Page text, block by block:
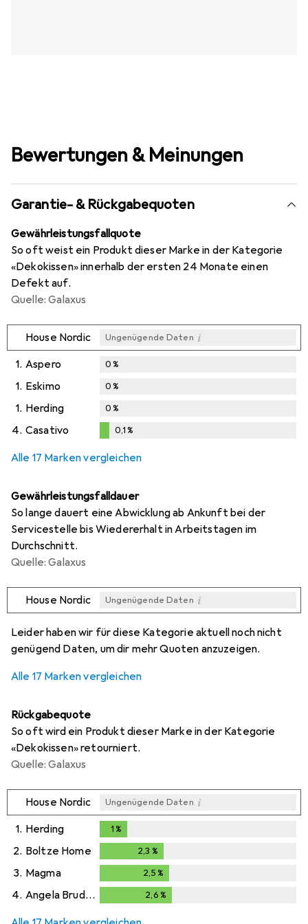
Bewertungen & Meinungen
Garantie- & Rückgabequoten
Gewährleistungsfallquote
So oft weist ein Produkt dieser Marke in der Kategorie
«Dekokissen» innerhalb der ersten 24 Monate einen
Defekt auf.
Quelle: Galaxus
House Nordic Ungenügende Daten i
1. Aspero 0%
1. Eskimo 0%
1. Herding 0%
4. Casativo 0,1%
Alle 17 Marken vergleichen
Gewährleistungsfalldauer
So lange dauert eine Abwicklung ab Ankunft bei der
Servicestelle bis Wiedererhalt in Arbeitstagen im
Durchschnitt.
Quelle: Galaxus
House Nordic Ungenügende Daten i
i
i
i
i
Leider haben wir für diese Kategorie aktuell noch nicht
genügend Daten, um dir mehr Quoten anzuzeigen.
Alle 17 Marken vergleichen
Rückgabequote
So oft wird ein Produkt dieser Marke in der Kategorie
«Dekokissen» retourniert.
Quelle: Galaxus
House Nordic Ungenügende Daten i
1. Herding 1 %
2. Boltze Home 2,3 %
3. Magma 2,5 %
4. Angela Bruderer 2,6 %